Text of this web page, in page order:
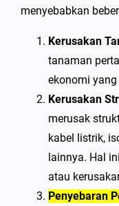
menyebabkan
Kerusakan
tanaman
ekonomi
Kerusakan
merusak
kabel listrik,
lainnya. Hal
atau
Penyebaran